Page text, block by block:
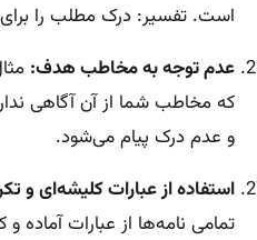
است. تفسیر: درک مطلب را
عدم توجه به مخاطب هدف:
که مخاطب شما از آن آگاهی
و عدم درک پیام می‌شود.
استفاده از عبارات کلیشه‌ای و
تمامی نامه‌ها از عبارات آماده